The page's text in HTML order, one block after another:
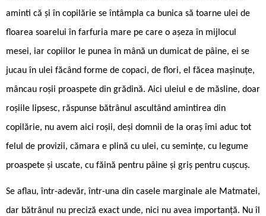
aminti că și în copilărie se întâmpla ca bunica să toarne ulei de
floarea soarelui în farfuria mare pe care o așeza în mijlocul
mesei, iar copiilor le punea în mână un dumicat de pâine, ei se
jucau în ulei făcând forme de copaci, de flori, el făcea mașinuțe,
mâncau roșii proaspete din grădină. Aici uleiul e de măsline, doar
roșiile lipsesc, răspunse bătrânul ascultând amintirea din
copilărie, nu avem aici roșii, deși domnii de la oraș îmi aduc tot
felul de provizii, cămara e plină cu ulei, cu semințe, cu legume
proaspete și uscate, cu făină pentru pâine și griș pentru cușcuș.
Se aflau, într-adevăr, într-una din casele marginale ale Matmatei,
dar bătrânul nu preciză exact unde, nici nu avea importanță. Nu îl